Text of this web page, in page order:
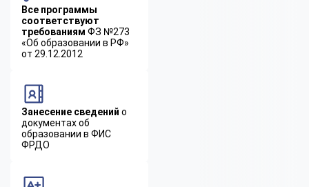
Все программы
соответствуют
требованиям ФЗ №273
«Об образовании в РФ»
от 29.12.2012
Занесение сведений о
документах об
образовании в ФИС
ФРДО